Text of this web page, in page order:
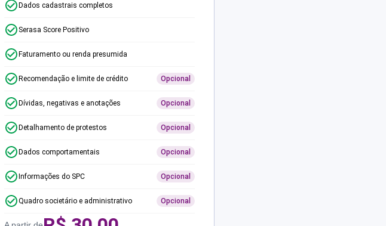
Dados cadastrais completos
Serasa Score Positivo
Faturamento ou renda presumida
Recomendação e limite de crédito Opcional
Dívidas, negativas e anotações Opcional
Detalhamento de protestos Opcional
Dados comportamentais Opcional
Informações do SPC Opcional
Quadro societário e administrativo Opcional